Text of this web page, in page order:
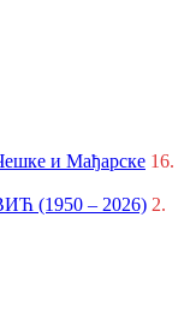
и Мађарске 16.
(1950 – 2026) 2.